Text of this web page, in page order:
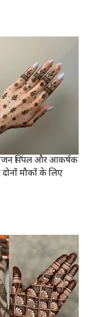
सिंपल और आकर्षक
मौकों के लिए